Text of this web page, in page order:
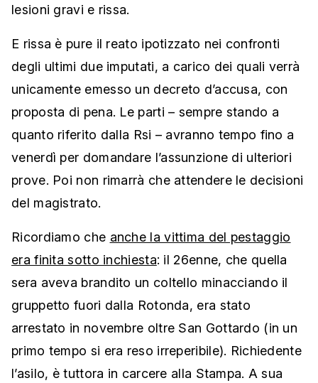
lesioni gravi e rissa.
E rissa è pure il reato ipotizzato nei confronti
degli ultimi due imputati, a carico dei quali verrà
unicamente emesso un decreto d’accusa, con
proposta di pena. Le parti – sempre stando a
quanto riferito dalla Rsi – avranno tempo fino a
venerdì per domandare l’assunzione di ulteriori
prove. Poi non rimarrà che attendere le decisioni
del magistrato.
Ricordiamo che anche la vittima del pestaggio
era finita sotto inchiesta: il 26enne, che quella
sera aveva brandito un coltello minacciando il
gruppetto fuori dalla Rotonda, era stato
arrestato in novembre oltre San Gottardo (in un
primo tempo si era reso irreperibile). Richiedente
l’asilo, è tuttora in carcere alla Stampa. A sua